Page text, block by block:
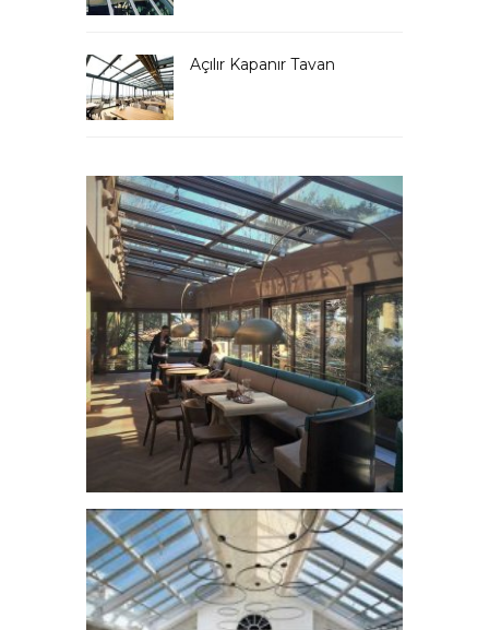
Açılır Kapanır Tavan